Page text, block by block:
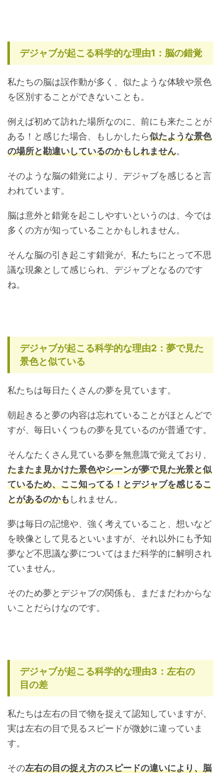
デジャブが起こる科学的な理由1：脳の錯覚
私たちの脳は誤作動が多く、似たような体験や景色
を区別することができないことも。
例えば初めて訪れた場所なのに、前にも来たことが
ある！と感じた場合、もしかしたら似たような景色
の場所と勘違いしているのかもしれません。
そのような脳の錯覚により、デジャブを感じると言
われています。
脳は意外と錯覚を起こしやすいというのは、今では
多くの方が知っていることかもしれません。
そんな脳の引き起こす錯覚が、私たちにとって不思
議な現象として感じられ、デジャブとなるのです
ね。
デジャブが起こる科学的な理由2：夢で見た
景色と似ている
私たちは毎日たくさんの夢を見ています。
朝起きると夢の内容は忘れていることがほとんどで
すが、毎日いくつもの夢を見ているのが普通です。
そんなたくさん見ている夢を無意識で覚えており、
たまたま見かけた景色やシーンが夢で見た光景と似
ているため、ここ知ってる！とデジャブを感じるこ
とがあるのかもしれません。
夢は毎日の記憶や、強く考えていること、想いなど
を映像として見るといいますが、それ以外にも予知
夢など不思議な夢についてはまだ科学的に解明され
ていません。
そのため夢とデジャブの関係も、まだまだわからな
いことだらけなのです。
デジャブが起こる科学的な理由3：左右の
目の差
私たちは左右の目で物を捉えて認知していますが、
実は左右の目で見るスピードが微妙に違っていま
す。
その左右の目の捉え方のスピードの違いにより、脳